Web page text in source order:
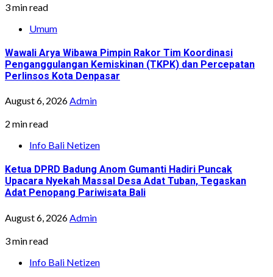
3 min read
Umum
Wawali Arya Wibawa Pimpin Rakor Tim Koordinasi
Penganggulangan Kemiskinan (TKPK) dan Percepatan
Perlinsos Kota Denpasar
August 6, 2026Admin
2 min read
Info Bali Netizen
Ketua DPRD Badung Anom Gumanti Hadiri Puncak
Upacara Nyekah Massal Desa Adat Tuban, Tegaskan
Adat Penopang Pariwisata Bali
August 6, 2026 Admin
3 min read
Info Bali Netizen